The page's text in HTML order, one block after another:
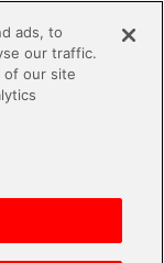
ニック』誕
ads, to
our traffic.
of our site